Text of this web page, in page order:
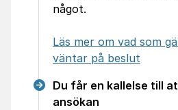
något.
Läs mer om vad som
väntar på beslut
Du får en kallelse till
ansökan